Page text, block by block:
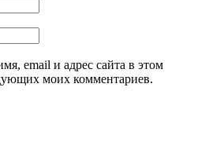
email и адрес сайта в этом
моих комментариев.